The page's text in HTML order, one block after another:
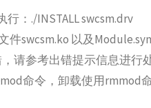
：./INSTALL swcsm.drv
件swcsm.ko 以及
请参考出错提示信息进行处
命令，卸载使用rmmod命